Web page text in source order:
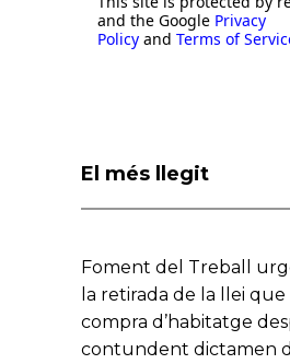
and the Google Privacy
Policy and Terms of
El més llegit
Foment del Treball
la retirada de la llei
compra d’habitatge
contundent dictamen